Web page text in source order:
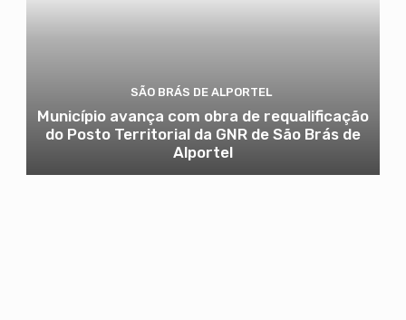
SÃO BRÁS DE ALPORTEL
Município avança com obra de requalificação
do Posto Territorial da GNR de São Brás de
Alportel